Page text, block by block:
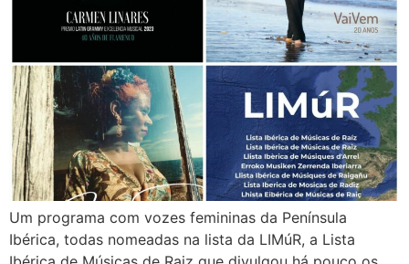
Um programa com vozes femininas da Península
Ibérica, todas nomeadas na lista da LIMúR, a Lista